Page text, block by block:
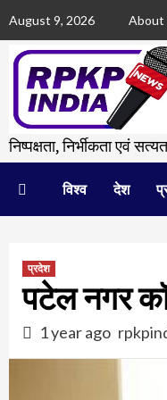
content
August 9, 2026 About
निष्पक्षता, निर्भीकता एवं
विश्व देश
प्रदेश
पटेल नगर
1 year ago